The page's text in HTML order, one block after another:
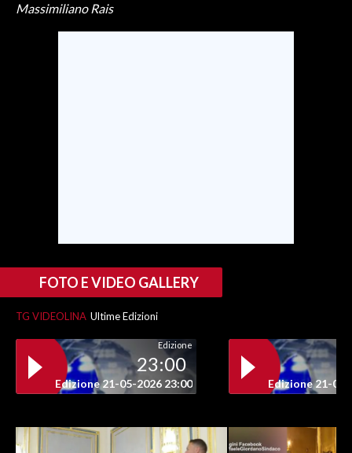
SPIAGGE
Massimiliano Rais
FOTO E VIDEO GALLERY
TG VIDEOLINA Ultime Edizioni
Edizione
23:00
Edizione 21-05-2026 23:00 Edizione 21-05-